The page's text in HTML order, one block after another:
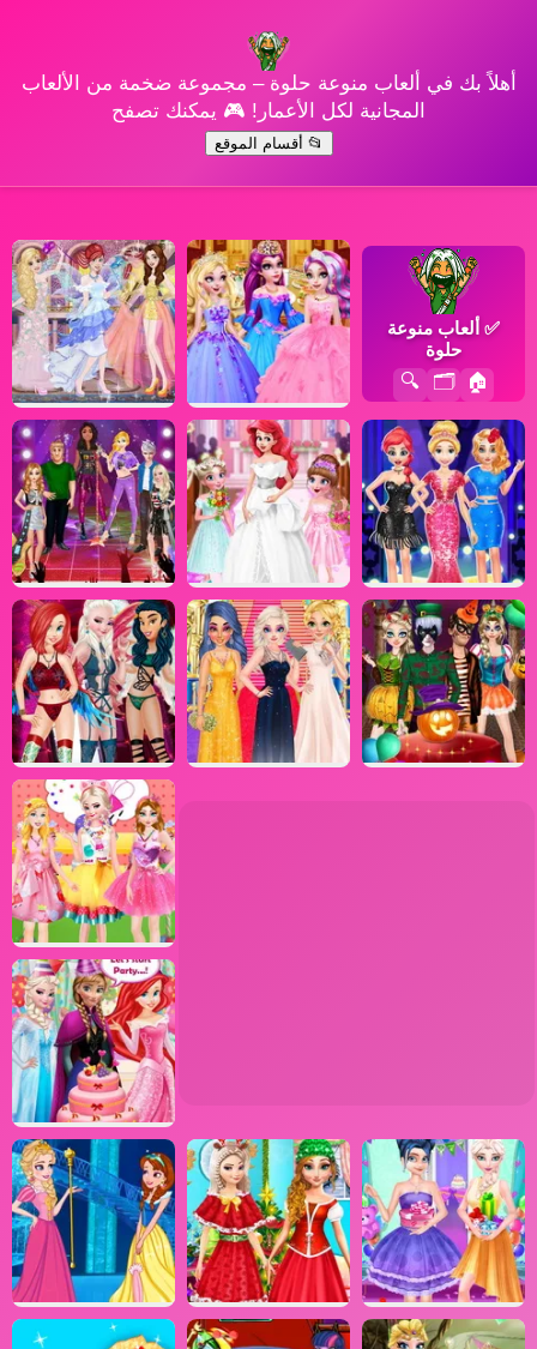
أهلاً بك في ألعاب منوعة حلوة – مجموعة ضخمة من الألعاب
المجانية لكل الأعمار! 🎮 يمكنك تصفح
📂 أقسام الموقع
✅ ألعاب منوعة
حلوة
🏠
🗂️
🔍